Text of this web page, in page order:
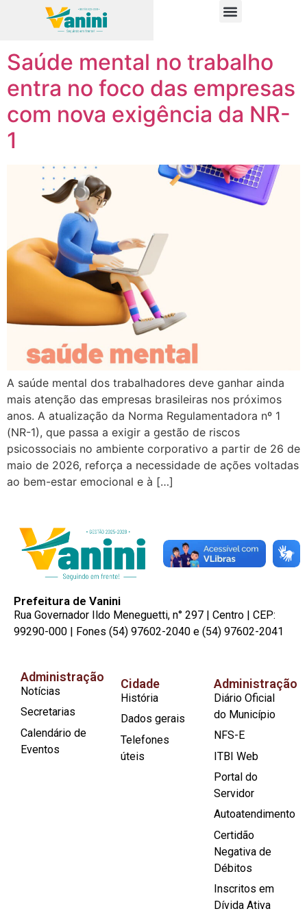
Tag:saúde mental
Saúde mental no trabalho
entra no foco das empresas
com nova exigência da NR-
1
A saúde mental dos trabalhadores deve ganhar ainda
mais atenção das empresas brasileiras nos próximos
anos. A atualização da Norma Regulamentadora nº 1
(NR-1), que passa a exigir a gestão de riscos
psicossociais no ambiente corporativo a partir de 26 de
maio de 2026, reforça a necessidade de ações voltadas
ao bem-estar emocional e à […]
Prefeitura de Vanini
Rua Governador Ildo Meneguetti, n° 297 | Centro | CEP:
99290-000 | Fones (54) 97602-2040 e (54) 97602-2041
Administração
Notícias
Secretarias
Calendário de
Eventos
Cidade
História
Dados gerais
Telefones
úteis
Administração
Diário Oficial
do Município
NFS-E
ITBI Web
Portal do
Servidor
Autoatendimento
Certidão
Negativa de
Débitos
Inscritos em
Dívida Ativa